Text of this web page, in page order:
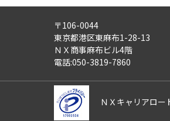
ご記入頂い
また、ご記
さらにまた
これらの請
〒106-0044
東京都港区東麻布1-28-13
ＮＸ商事麻布ビル4階
電話:050-3819-7860
ＮＸキャリアロー